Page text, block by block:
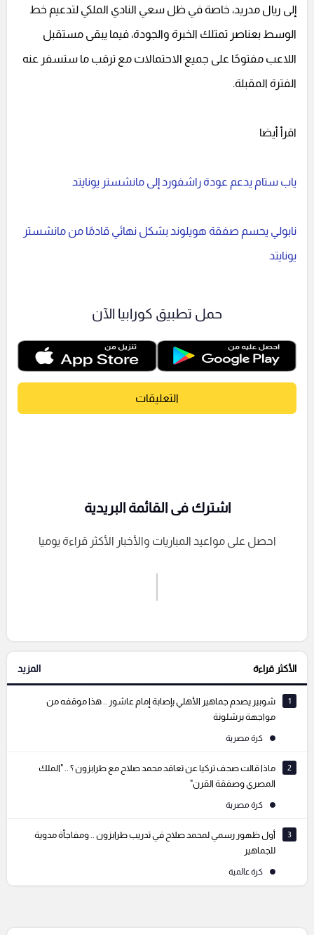
إلى ريال مدريد، خاصة في ظل سعي النادي الملكي لتدعيم خط
الوسط بعناصر تمتلك الخبرة والجودة، فيما يبقى مستقبل
اللاعب مفتوحًا على جميع الاحتمالات مع ترقب ما ستسفر عنه
الفترة المقبلة.
اقرأ أيضا
ياب ستام يدعم عودة راشفورد إلى مانشستر يونايتد
نابولي يحسم صفقة هويلوند بشكل نهائي قادمًا من مانشستر
يونايتد
حمل تطبيق كورابيا الآن
التعليقات
إرسال تعليق
التعليقات السابقة
اشترك فى القائمة البريدية
احصل على مواعيد المباريات والأخبار الأكثر قراءة يوميا
الأكثر قراءة المزيد
1
شوبير يصدم جماهير الأهلي بإصابة إمام عاشور .. هذا موقفه من
مواجهة برشلونة
كرة مصرية
2
ماذا قالت صحف تركيا عن تعاقد محمد صلاح مع طرابزون ؟ .. "الملك
المصري وصفقة القرن"
كرة مصرية
3
أول ظهور رسمي لمحمد صلاح في تدريب طرابزون .. ومفاجأة مدوية
للجماهير
كرة عالمية